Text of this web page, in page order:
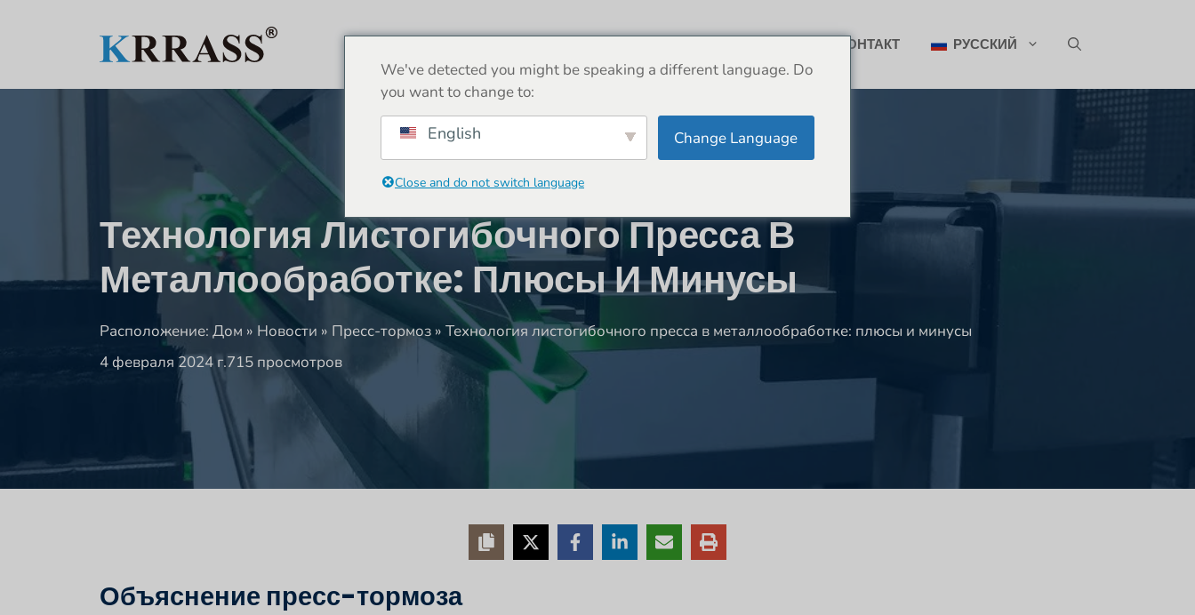
КОНТАКТ РУССКИЙ
Технология Листогибочного Пресса В
Металлообработке: Плюсы И Минусы
Расположение: Дом » Новости » Пресс-тормоз » Технология листогибочного пресса в металлообработке: плюсы и минусы
4 февраля 2024 г.715 просмотров
Объяснение пресс-тормоза
We've detected you might be speaking a different language. Do
you want to change to:
English Change Language
Close and do not switch language